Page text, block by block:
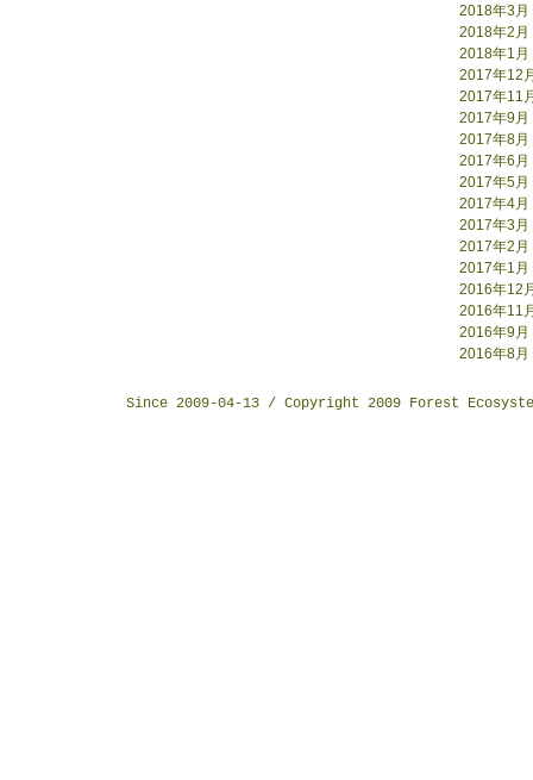
2018年3月
2018年2月
2018年1月
2017年12
2017年11
2017年9月
2017年8月
2017年6月
2017年5月
2017年4月
2017年3月
2017年2月
2017年1月
2016年12
2016年11
2016年9月
2016年8月
Since 2009-04-13 / Copyright 2009 Forest